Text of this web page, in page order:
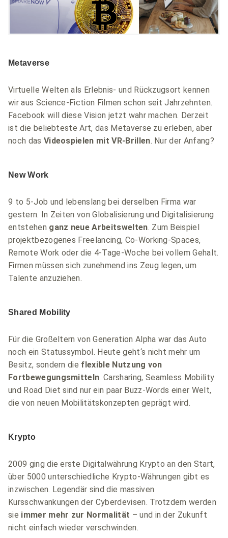
Metaverse
Virtuelle Welten als Erlebnis- und Rückzugsort kennen
wir aus Science-Fiction Filmen schon seit Jahrzehnten.
Facebook will diese Vision jetzt wahr machen. Derzeit
ist die beliebteste Art, das Metaverse zu erleben, aber
noch das Videospielen mit VR-Brillen. Nur der Anfang?
New Work
9 to 5-Job und lebenslang bei derselben Firma war
gestern. In Zeiten von Globalisierung und Digitalisierung
entstehen ganz neue Arbeitswelten. Zum Beispiel
projektbezogenes Freelancing, Co-Working-Spaces,
Remote Work oder die 4-Tage-Woche bei vollem Gehalt.
Firmen müssen sich zunehmend ins Zeug legen, um
Talente anzuziehen.
Shared Mobility
Für die Großeltern von Generation Alpha war das Auto
noch ein Statussymbol. Heute geht‘s nicht mehr um
Besitz, sondern die flexible Nutzung von
Fortbewegungsmitteln. Carsharing, Seamless Mobility
und Road Diet sind nur ein paar Buzz-Words einer Welt,
die von neuen Mobilitätskonzepten geprägt wird.
Krypto
2009 ging die erste Digitalwährung Krypto an den Start,
über 5000 unterschiedliche Krypto-Währungen gibt es
inzwischen. Legendär sind die massiven
Kursschwankungen der Cyberdevisen. Trotzdem werden
sie immer mehr zur Normalität – und in der Zukunft
nicht einfach wieder verschwinden.